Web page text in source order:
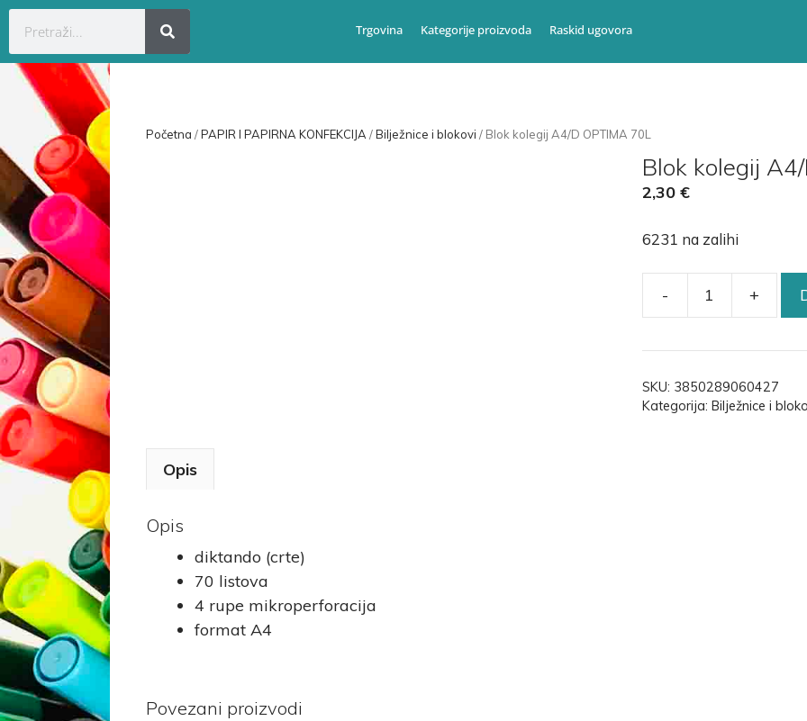
Trgovina Kategorije proizvoda Raskid ugovora
Početna /PAPIR I PAPIRNA KONFEKCIJA /Bilježnice i blokovi / Blok kolegij A4/D OPTIMA 70L
Blok kolegij
2,30 €
6231 na zalihi
- +
SKU: 3850289060427
Kategorija: Bilježnice i
Opis
Opis
diktando (crte)
70 listova
4 rupe mikroperforacija
format A4
Povezani proizvodi